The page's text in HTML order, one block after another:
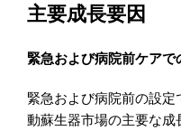
主要成長要因
緊急および病院前ケアで
緊急および病院前の設
動蘇生器市場の主要な